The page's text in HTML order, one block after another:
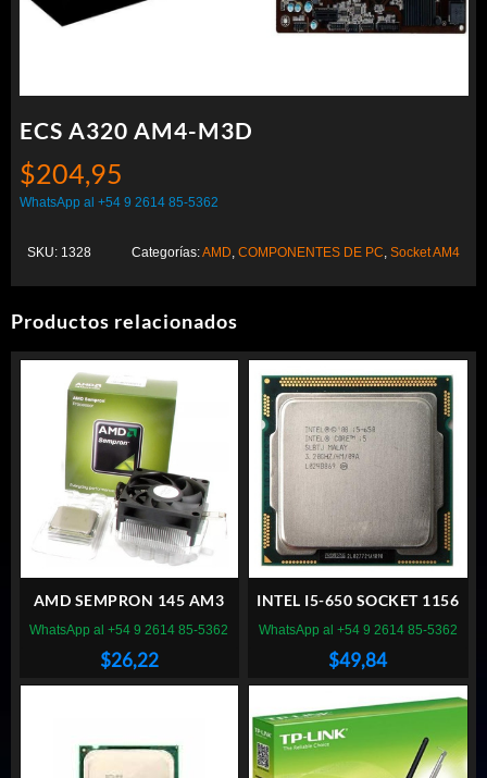
ECS A320 AM4-M3D
$204,95
WhatsApp al +54 9 2614 85-5362
SKU: 1328 Categorías:AMD COMPONENTES DE PC Socket AM4
Productos relacionados
AMD SEMPRON 145 AM3
$26,22
WhatsApp al +54 9 2614 85-5362
INTEL I5-650 SOCKET 1156
$49,84
WhatsApp al +54 9 2614 85-5362